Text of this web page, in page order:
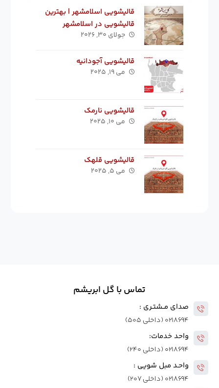
قالیشویی اسلامشهر | بهترین
قالیشویی در اسلامشهر
جولای ۳۰, ۲۰۲۶
قالیشویی آجودانیه
می ۱۹, ۲۰۲۵
قالیشویی نارمک
می ۱۰, ۲۰۲۵
قالیشویی قلهک
می ۵, ۲۰۲۵
تماس با گل ابریشم
صدای مــشتـری :
۰۲۱۸۶۹۴ (داخلی ۵۰۵)
واحد خدمات:
۰۲۱۸۶۹۴ (داخلی ۲۴۰)
واحـد مبل شویی :
۰۲۱۸۶۹۴ (داخلی ۲۰۷)